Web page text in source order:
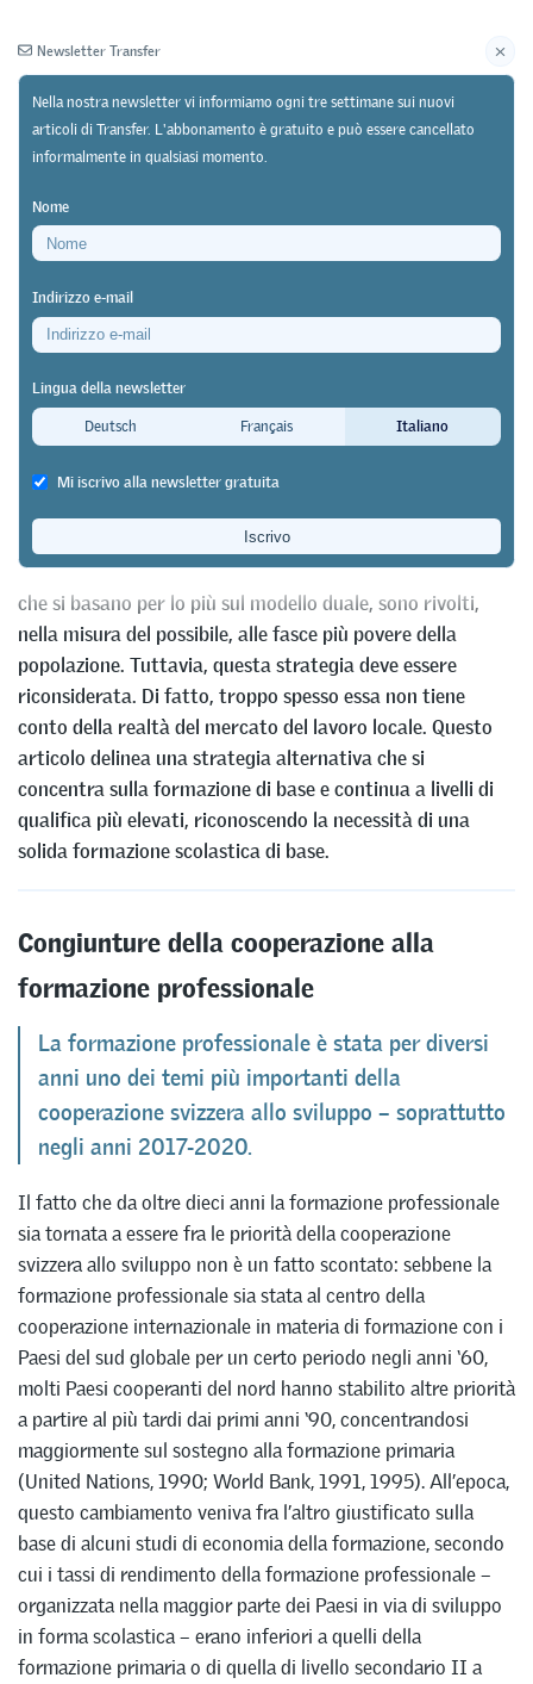
Newsletter Archivio
03/09/24
Formazione professionale come parte della politica
Le priorità devono essere ripensate
finanzia un gran numero di programmi di formazione
professionale in Paesi partner. Molti di questi progetti,
che si basano per lo più sul modello duale, sono rivolti,
nella misura del possibile, alle fasce più povere della
popolazione. Tuttavia, questa strategia deve essere
riconsiderata. Di fatto, troppo spesso essa non tiene
conto della realtà del mercato del lavoro locale. Questo
articolo delinea una strategia alternativa che si
concentra sulla formazione di base e continua a livelli di
qualifica più elevati, riconoscendo la necessità di una
solida formazione scolastica di base.
Congiunture della cooperazione alla
formazione professionale
La formazione professionale è stata per diversi
anni uno dei temi più importanti della
cooperazione svizzera allo sviluppo – soprattutto
negli anni 2017-2020.
Il fatto che da oltre dieci anni la formazione professionale
sia tornata a essere fra le priorità della cooperazione
svizzera allo sviluppo non è un fatto scontato: sebbene la
formazione professionale sia stata al centro della
cooperazione internazionale in materia di formazione con i
Paesi del sud globale per un certo periodo negli anni ‘60,
molti Paesi cooperanti del nord hanno stabilito altre priorità
a partire al più tardi dai primi anni ‘90, concentrandosi
maggiormente sul sostegno alla formazione primaria
(United Nations, 1990; World Bank, 1991, 1995). All’epoca,
questo cambiamento veniva fra l’altro giustificato sulla
base di alcuni studi di economia della formazione, secondo
cui i tassi di rendimento della formazione professionale –
organizzata nella maggior parte dei Paesi in via di sviluppo
in forma scolastica – erano inferiori a quelli della
formazione primaria o di quella di livello secondario II a
Newsletter Transfer
Nella nostra newsletter vi informiamo ogni tre settimane sui nuovi
articoli di Transfer. L'abbonamento è gratuito e può essere cancellato
informalmente in qualsiasi momento.
Nome
Indirizzo e-mail
Lingua della newsletter
Deutsch
Français Italiano
Mi iscrivo alla newsletter gratuita